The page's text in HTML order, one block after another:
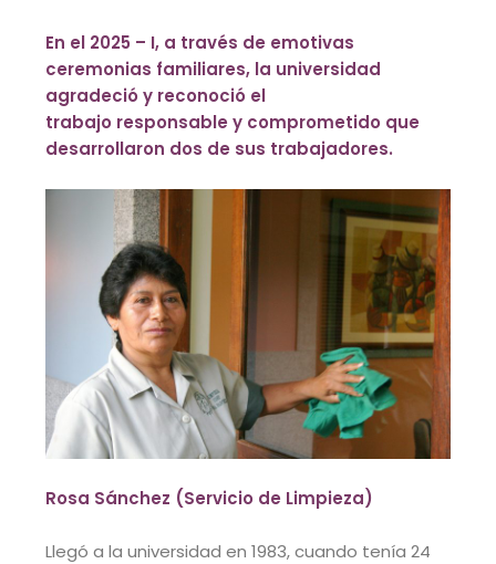
En el 2025 – I, a través de emotivas
ceremonias familiares, la universidad
agradeció y reconoció el
trabajo responsable y comprometido que
desarrollaron dos de sus trabajadores.
Rosa Sánchez (Servicio de Limpieza)
Llegó a la universidad en 1983, cuando tenía 24